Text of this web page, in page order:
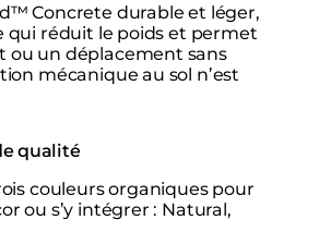
Concrete durable et léger,
qui réduit le poids et permet
ou un déplacement sans
mécanique au sol n’est
qualité
couleurs organiques pour
ou s’y intégrer : Natural,